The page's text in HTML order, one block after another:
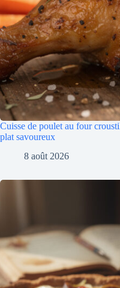
Cuisse de poulet au four
plat savoureux
8 août 2026